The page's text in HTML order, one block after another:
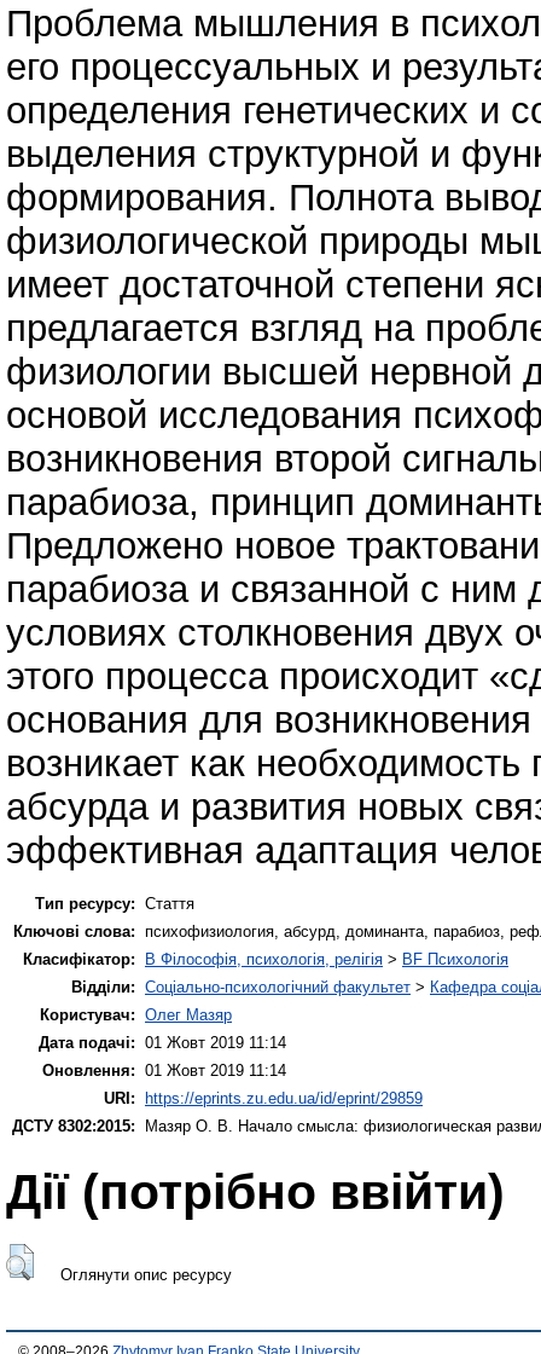
Проблема мышления в
его процессуальных и
определения генетических и
выделения структурной и
формирования. Полнота
физиологической природы
имеет достаточной степени
предлагается взгляд на
физиологии высшей нервной
основой исследования
возникновения второй
парабиоза, принцип
Предложено новое
парабиоза и связанной с
условиях столкновения двух
этого процесса происходит
основания для
возникает как
абсурда и развития новых
эффективная адаптация
Тип ресурсу: Стаття
Ключові слова: психофизиология, абсурд, доминанта, парабиоз,
Класифікатор:
B Філософія, психологія, релігія > BF Психологія
Відділи: Соціально-психологічний факультет > Кафедра
Користувач: Олег Мазяр
Дата подачі: 01 Жовт 2019 11:14
Оновлення: 01 Жовт 2019 11:14
URI: https://eprints.zu.edu.ua/id/eprint/29859
ДСТУ 8302:2015:
Мазяр О. В. Начало смысла: физиологическая
Дії ​​(потрібно ввійти)
Оглянути опис ресурсу